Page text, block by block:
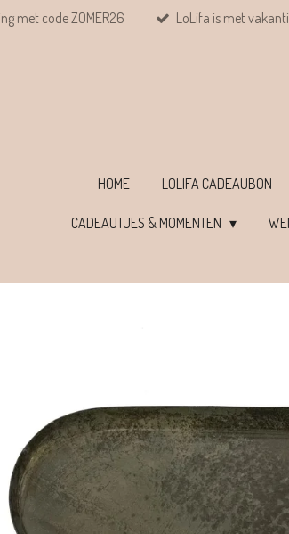
met code ZOMER26 LoLifa is met
HOME LOLIFA CADEAUBON
CADEAUTJES & MOMENTEN